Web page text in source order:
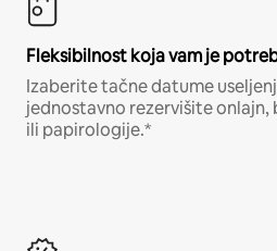
Fleksibilnost koja vam je
Izaberite tačne datume
jednostavno rezervišite onlajn,
ili papirologije.*